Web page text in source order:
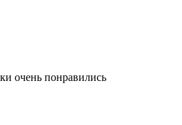
очень понравились